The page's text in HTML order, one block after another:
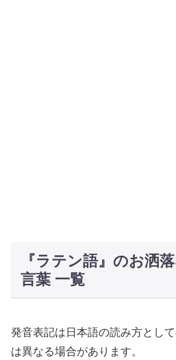
『ラテン語』のお洒
言葉 一覧
発音表記は日本語の読み方とし
は異なる場合があります。